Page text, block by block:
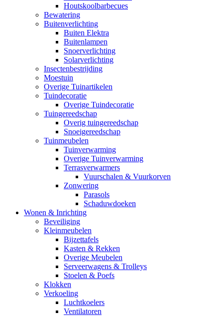
Houtskoolbarbecues
Bewatering
Buitenverlichting
Buiten Elektra
Buitenlampen
Snoerverlichting
Solarverlichting
Insectenbestrijding
Moestuin
Overige Tuinartikelen
Tuindecoratie
Overige Tuindecoratie
Tuingereedschap
Overig tuingereedschap
Snoeigereedschap
Tuinmeubelen
Tuinverwarming
Overige Tuinverwarming
Terrasverwarmers
Vuurschalen & Vuurkorven
Zonwering
Parasols
Schaduwdoeken
Wonen & Inrichting
Beveiliging
Kleinmeubelen
Bijzettafels
Kasten & Rekken
Overige Meubelen
Serveerwagens & Trolleys
Stoelen & Poefs
Klokken
Verkoeling
Luchtkoelers
Ventilatoren